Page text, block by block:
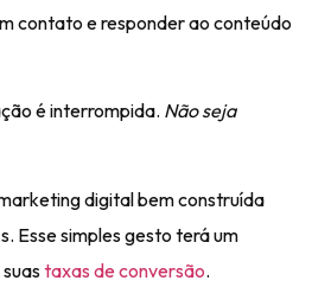
contato e responder ao conteúdo
é interrompida. Não seja
digital bem construída
Esse simples gesto terá um
taxas de conversão.